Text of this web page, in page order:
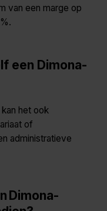
van een marge op
een Dimona-
het ook
of
administratieve
Dimona-